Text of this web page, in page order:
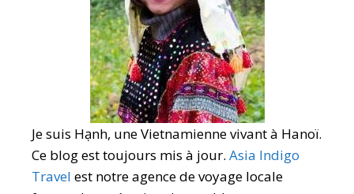
Je suis Hạnh, une Vietnamienne vivant à Hanoï.
Ce blog est toujours mis à jour. Asia Indigo
Travel est notre agence de voyage locale